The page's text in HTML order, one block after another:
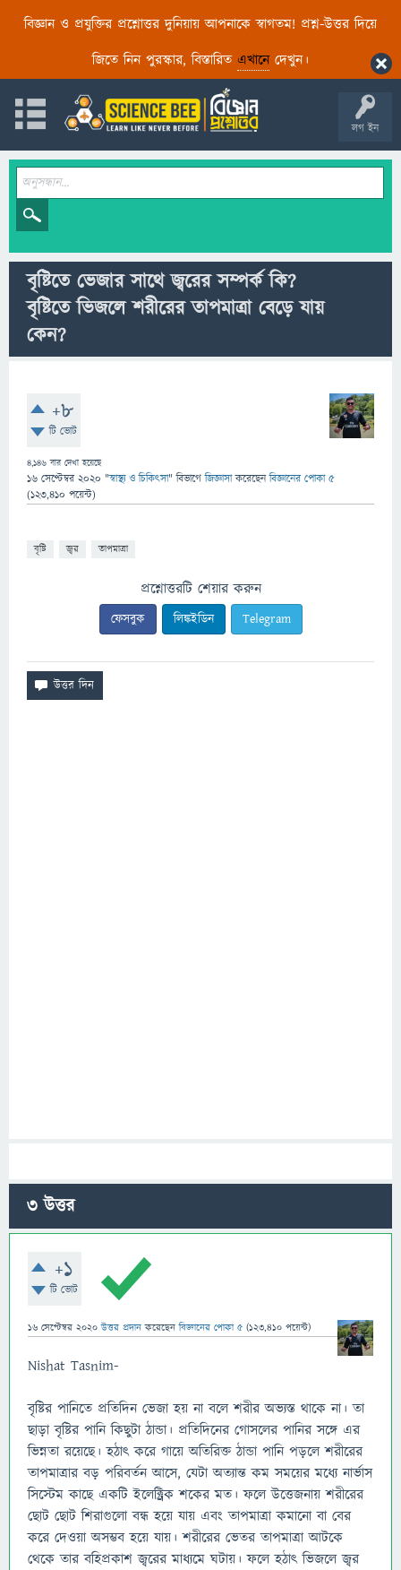
বিজ্ঞান ও প্রযুক্তির প্রশ্নোত্তর দুনিয়ায় আপনাকে স্বাগতম! প্রশ্ন-উত্তর দিয়ে
জিতে নিন পুরস্কার, বিস্তারিত এখানেদেখুন।
লগ ইন
বৃষ্টিতে ভেজার সাথে জ্বরের সম্পর্ক কি?
বৃষ্টিতে ভিজলে শরীরের তাপমাত্রা বেড়ে যায়
কেন?
+8
টি ভোট
4,146 বার দেখা হয়েছে
16 সেপ্টেম্বর 2020 "স্বাস্থ্য ও চিকিৎসা" বিভাগে জিজ্ঞাসাকরেছেনবিজ্ঞানের পোকা ৫
(123,410 পয়েন্ট)
বৃষ্টি জ্বর তাপমাত্রা
প্রশ্নোত্তরটি শেয়ার করুন
ফেসবুক লিঙ্কইডিন Telegram
3উত্তর
+1
টি ভোট
16 সেপ্টেম্বর 2020 উত্তর প্রদান করেছেনবিজ্ঞানের পোকা ৫ (123,410 পয়েন্ট)
Nishat Tasnim-
বৃষ্টির পানিতে প্রতিদিন ভেজা হয় না বলে শরীর অভ্যস্ত থাকে না। তা
ছাড়া বৃষ্টির পানি কিছুটা ঠান্ডা। প্রতিদিনের গোসলের পানির সঙ্গে এর
ভিন্নতা রয়েছে। হঠাৎ করে গায়ে অতিরিক্ত ঠান্ডা পানি পড়লে শরীরের
তাপমাত্রার বড় পরিবর্তন আসে, যেটা অত্যান্ত কম সময়ের মধ্যে নার্ভাস
সিস্টেম কাছে একটি ইলেক্ট্রিক শকের মত। ফলে উত্তেজনায় শরীরের
ছোট ছোট শিরাগুলো বন্ধ হয়ে যায় এবং তাপমাত্রা কমানো বা বের
করে দেওয়া অসম্ভব হয়ে যায়। শরীরের ভেতর তাপমাত্রা আটকে
থেকে তার বহিপ্রকাশ জ্বরের মাধ্যমে ঘটায়। ফলে হঠাৎ ভিজলে জ্বর